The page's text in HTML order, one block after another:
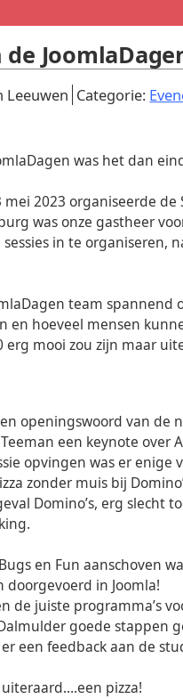
Leeuwen Categorie:
was het dan
2023 organiseerde
was onze gastheer
in te organiseren,
team spannend
en hoeveel mensen
erg mooi zou zijn maar
openingswoord van de
een keynote over
opvingen was er enige
zonder muis bij
Domino’s, erg slecht
en Fun aanschoven
in Joomla!
de juiste programma’s
goede stappen
een feedback aan de
pizza!